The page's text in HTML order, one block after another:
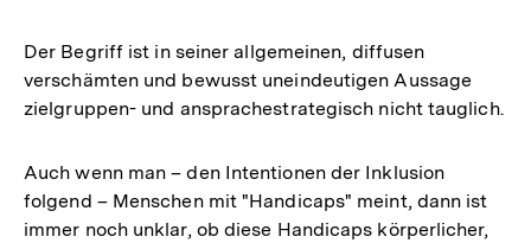
Der Begriff ist in seiner allgemeinen, diffusen
verschämten und bewusst uneindeutigen Aussage
zielgruppen- und ansprachestrategisch nicht tauglich.
Auch wenn man – den Intentionen der Inklusion
folgend – Menschen mit "Handicaps" meint, dann ist
immer noch unklar, ob diese Handicaps körperlicher,